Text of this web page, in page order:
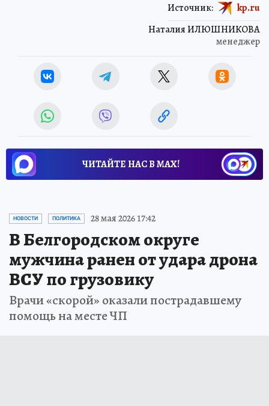
Наталия ИЛЮШНИКОВА
менеджер
Источник: kp.ru
ЧИТАЙТЕ НАС В МАХ!
НОВОСТИ ПОЛИТИКА 28 мая 2026 17:42
В Белгородском округе
мужчина ранен от удара дрона
ВСУ по грузовику
Врачи «скорой» оказали пострадавшему
помощь на месте ЧП